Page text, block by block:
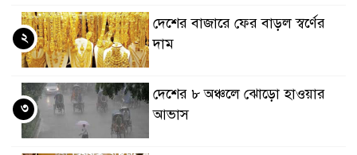
দেশের বাজারে ফের বাড়ল স্বর্ণের
দাম
২
দেশের ৮ অঞ্চলে ঝোড়ো হাওয়ার
আভাস
৩